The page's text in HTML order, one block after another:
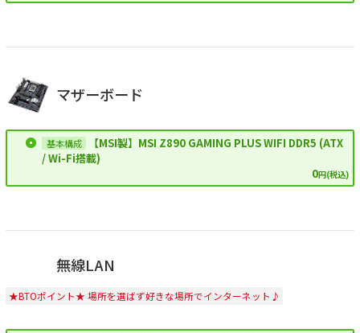
マザーボード
【MSI製】MSI Z890 GAMING PLUS WIFI DDR5 (ATX
/ Wi-Fi搭載)
0円(税込)
無線LAN
★BTOポイント★ 場所を選ばず好きな場所でインターネット♪